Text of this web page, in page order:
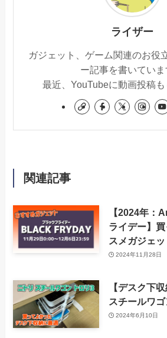
ライザー
ガジェット、ゲーム関連のお役
ー記事を書いていま
最近、YouTubeに動画投稿も
関連記事
【2024年：
ライデー】
スメガジェッ
2024年11月28日
【デスク下
スチールワ
2024年6月10日